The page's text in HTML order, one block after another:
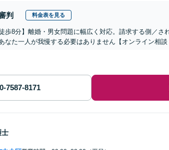
判 料金表を見る
歩8分】離婚・男女問題に幅広く対応。請求する側／
なた一人が我慢する必要はありません【オンライン相談
士